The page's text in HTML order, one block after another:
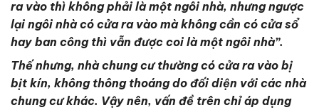
ra vào thì không phải là một ngôi nhà, nhưng ngược
lại ngôi nhà có cửa ra vào mà không cần có cửa sổ
hay ban công thì vẫn được coi là một ngôi nhà”.
Thế nhưng, nhà chung cư thường có cửa ra vào bị
bịt kín, không thông thoáng do đối diện với các nhà
chung cư khác. Vậy nên, vấn đề trên chỉ áp dụng